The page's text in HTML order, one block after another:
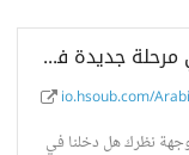
هل دخلنا في مرحلة جديدة في تدني وتراجع اللغة العربية؟ هل هناك مؤامرة تحاك ضد اللغة العربية؟ - حسوب I/O
io.hsoub.com/
نظرك هل دخلنا في